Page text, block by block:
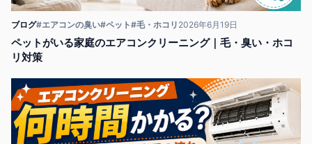
ブログ#エアコンの臭い#ペット#毛・ホコリ 2026年6月19日
ペットがいる家庭のエアコンクリーニング｜毛・臭い・ホコ
リ対策